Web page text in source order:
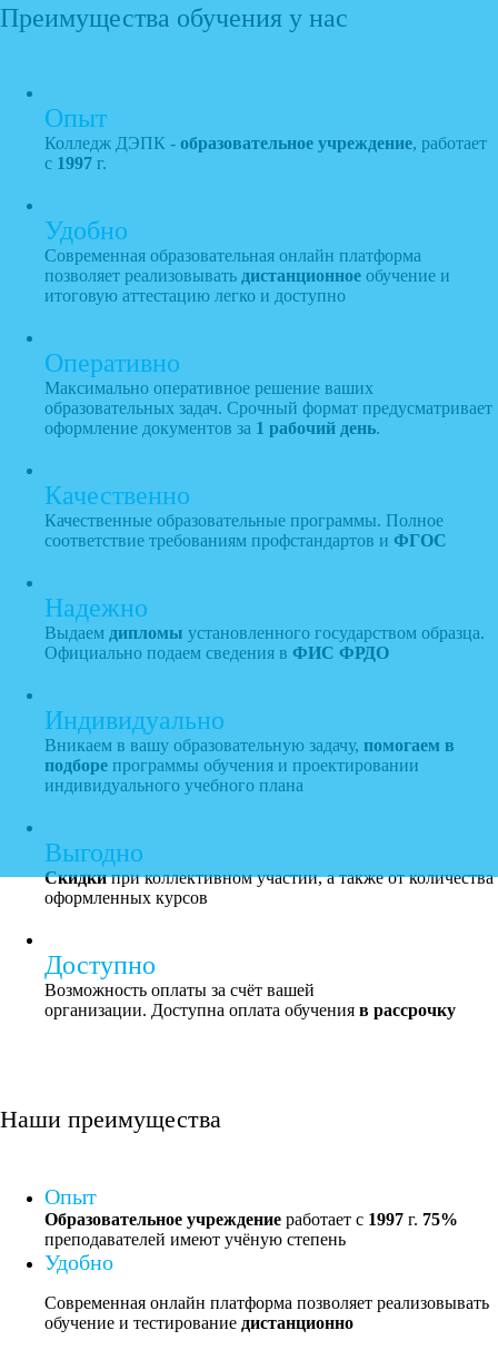
ПОЛУЧИТЕ ДОКУМЕНТЫ ОБ
УСТАНОВЛЕННОГО ОБРАЗЦА
Преимущества обучения у нас
Опыт
Колледж ДЭПК - образовательное учреждение, работает
с 1997 г.
Удобно
Современная образовательная онлайн платформа
позволяет реализовывать дистанционное обучение и
итоговую аттестацию легко и доступно
Оперативно
Максимально оперативное решение ваших
образовательных задач. Срочный формат предусматривает
оформление документов за 1 рабочий день.
Качественно
Качественные образовательные программы. Полное
соответствие требованиям профстандартов и ФГОС
Надежно
Выдаем дипломы установленного государством образца.
Официально подаем сведения в ФИС ФРДО
Индивидуально
Вникаем в вашу образовательную задачу, помогаем в
подборе программы обучения и проектировании
индивидуального учебного плана
Выгодно
Скидкипри коллективном участии, а также от количества
оформленных курсов
Доступно
Возможность оплаты за счёт вашей
организации. Доступна оплата обучения в рассрочку
Наши преимущества
Опыт
Образовательное учреждение работает с 1997 г. 75%
преподавателей имеют учёную степень
Удобно
Современная онлайн платформа позволяет реализовывать
обучение и тестирование дистанционно